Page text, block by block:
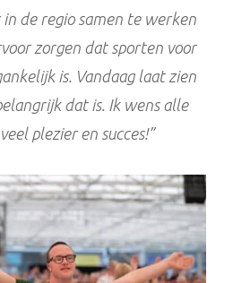
in de regio samen te werken
zorgen dat sporten voor
is. Vandaag laat zien
dat is. Ik wens alle
plezier en succes!”